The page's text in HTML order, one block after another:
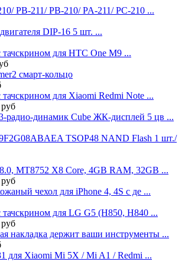
PB-211/ PB-210/ PA-211/ PC-210 ...
DIP-16 5 шт. ...
тачскрином для HTC One M9 ...
смарт-кольцо
тачскрином для Xiaomi Redmi Note ...
руб
радио-динамик Cube ЖК-дисплей 5 цв ...
TSOP48 NAND Flash 1 шт./
MT8752 X8 Core, 4GB RAM, 32GB ...
руб
чехол для iPhone 4, 4S с де ...
тачскрином для LG G5 (H850, H840 ...
руб
накладка держит ваши инструменты ...
для Xiaomi Mi 5X / Mi A1 / Redmi ...